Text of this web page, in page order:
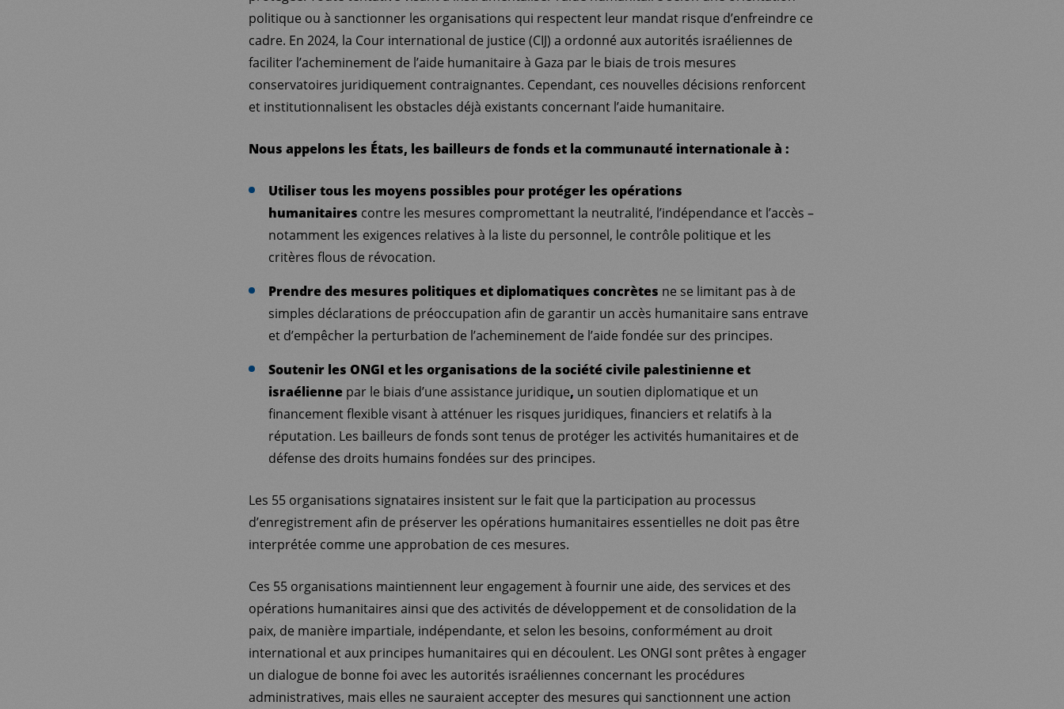
politique ou à sanctionner les organisations qui respectent leur mandat risque d’enfreindre ce
cadre. En 2024, la Cour international de justice (CIJ) a ordonné aux autorités israéliennes de
faciliter l’acheminement de l’aide humanitaire à Gaza par le biais de trois mesures
conservatoires juridiquement contraignantes. Cependant, ces nouvelles décisions renforcent
et institutionnalisent les obstacles déjà existants concernant l’aide humanitaire.
Nous appelons les États, les bailleurs de fonds et la communauté internationale à :
Utiliser tous les moyens possibles pour protéger les opérations
humanitaires contre les mesures compromettant la neutralité, l’indépendance et l’accès –
notamment les exigences relatives à la liste du personnel, le contrôle politique et les
critères flous de révocation.
Prendre des mesures politiques et diplomatiques concrètes ne se limitant pas à de
simples déclarations de préoccupation afin de garantir un accès humanitaire sans entrave
et d’empêcher la perturbation de l’acheminement de l’aide fondée sur des principes.
Soutenir les ONGI et les organisations de la société civile palestinienne et
israélienne par le biais d’une assistance juridique, un soutien diplomatique et un
financement flexible visant à atténuer les risques juridiques, financiers et relatifs à la
réputation. Les bailleurs de fonds sont tenus de protéger les activités humanitaires et de
défense des droits humains fondées sur des principes.
Les 55 organisations signataires insistent sur le fait que la participation au processus
d’enregistrement afin de préserver les opérations humanitaires essentielles ne doit pas être
interprétée comme une approbation de ces mesures.
Ces 55 organisations maintiennent leur engagement à fournir une aide, des services et des
opérations humanitaires ainsi que des activités de développement et de consolidation de la
paix, de manière impartiale, indépendante, et selon les besoins, conformément au droit
international et aux principes humanitaires qui en découlent. Les ONGI sont prêtes à engager
un dialogue de bonne foi avec les autorités israéliennes concernant les procédures
administratives, mais elles ne sauraient accepter des mesures qui sanctionnent une action